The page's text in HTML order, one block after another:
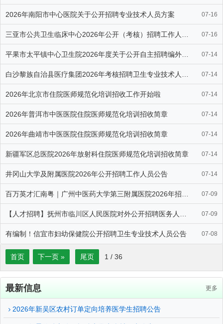
2026年南阳市中心医院关于公开招聘专业技术人员方案 07-16
07-16
07-14
07-14
2026年北京市住院医师规范化培训招收工作开始啦 07-14
2026年普洱市中医医院住院医师规范化培训招收简章 07-14
2026年曲靖市中医医院住院医师规范化培训招收简章 07-14
新疆军区总医院2026年放射科住院医师规范化培训招收简章 07-14
井冈山大学及附属医院2026年公开招聘工作人员公告 07-14
07-09
07-09
有编制！信宜市妇幼保健院公开招聘卫生专业技术人员公告 07-08
首页 下一页 » 尾页 1 / 36
更多
最新信息
2026年新吴区农村订单定向培养医学生招聘公告